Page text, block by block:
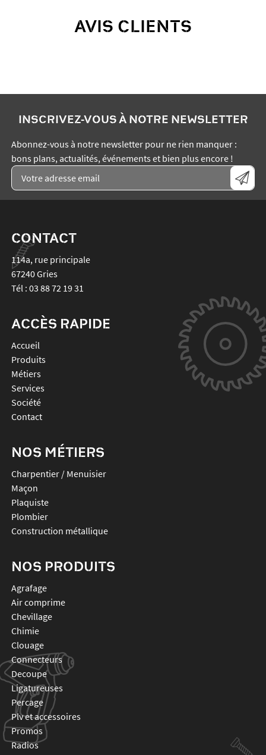
AVIS CLIENTS
INSCRIVEZ-VOUS À NOTRE NEWSLETTER
Abonnez-vous à notre newsletter pour ne rien manquer :
bons plans, actualités, événements et bien plus encore !
CONTACT
114a, rue principale
67240Gries
Tél : 03 88 72 19 31
ACCÈS RAPIDE
Accueil
Produits
Métiers
Services
Société
Contact
NOS MÉTIERS
Charpentier / Menuisier
Maçon
Plaquiste
Plombier
Construction métallique
NOS PRODUITS
agrafage
air comprime
chevillage
chimie
clouage
connecteurs
decoupe
ligatureuses
percage
plv et accessoires
promos
radios